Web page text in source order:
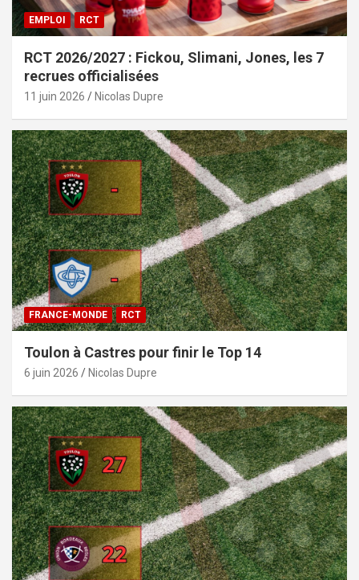
EMPLOI RCT
RCT 2026/2027 : Fickou, Slimani, Jones, les 7
recrues officialisées
11 juin 2026 Nicolas Dupre
FRANCE-MONDE RCT
Toulon à Castres pour finir le Top 14
6 juin 2026 Nicolas Dupre